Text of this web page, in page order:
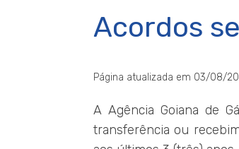
Acordos
Página atualizada em 03/08/
A Agência Goiana de
transferência ou